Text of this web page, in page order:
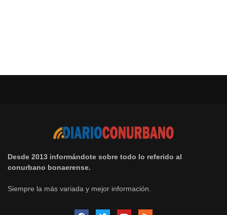
Desde 2013 informándote sobre todo lo referido al
conurbano bonaerense.
Siempre la más variada y mejor información.